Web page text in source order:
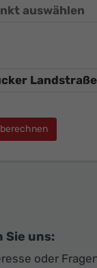
Sie uns:
oder